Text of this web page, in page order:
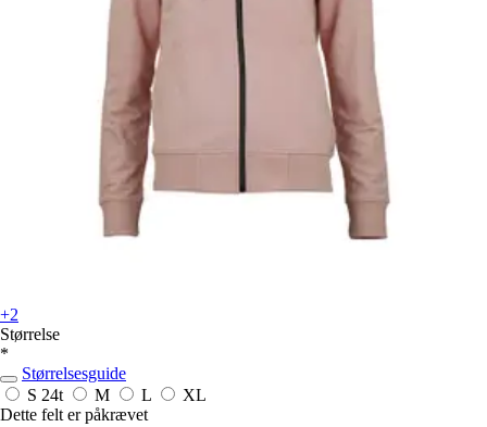
+2
Størrelse
*
Størrelsesguide
S 24t M L
XL
Dette felt er påkrævet